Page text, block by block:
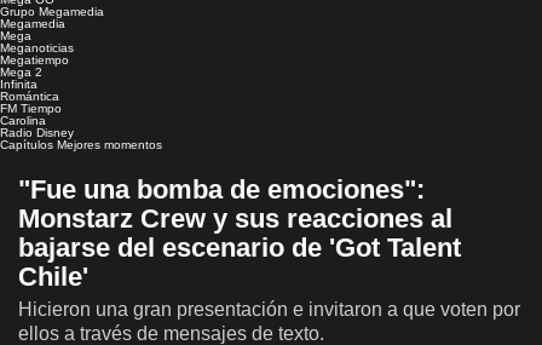
Grupo Megamedia
Megamedia
Mega
Meganoticias
Megatiempo
Mega 2
Infinita
Romántica
FM Tiempo
Carolina
Radio Disney
Capítulos Mejores momentos
"Fue una bomba de emociones":
Monstarz Crew y sus reacciones al
bajarse del escenario de 'Got Talent
Chile'
Hicieron una gran presentación e invitaron a que voten por
ellos a través de mensajes de texto.